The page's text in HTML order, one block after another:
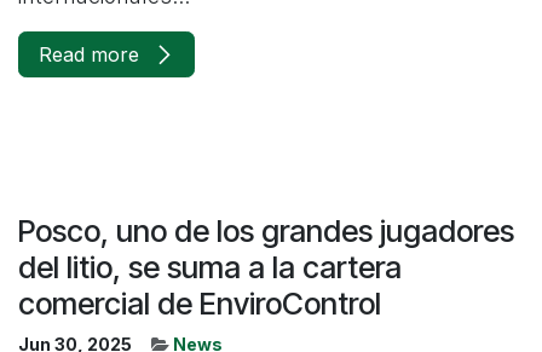
Read more
Posco, uno de los grandes jugadores
del litio, se suma a la cartera
comercial de EnviroControl
Jun 30, 2025 News